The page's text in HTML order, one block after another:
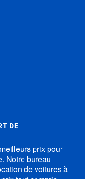
DE
prix pour
Notre bureau
de voitures à